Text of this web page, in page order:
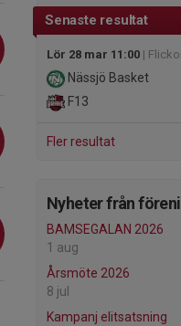
Senaste resultat
Lör 28 mar 11:00 | Flickor
Nässjö Basket
F13
Fler resultat
Nyheter från
BAMSEGALAN 2026
1 aug
Årsmöte 2026
8 jul
Kampanj elitsatsning